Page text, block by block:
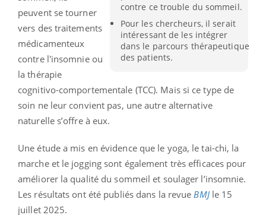
contre ce trouble du sommeil.
Pour les chercheurs, il serait
intéressant de les intégrer
dans le parcours thérapeutique
des patients.
peuvent se tourner
vers des traitements
médicamenteux
contre l'insomnie ou
la thérapie
cognitivo-comportementale (TCC). Mais si ce type de
soin ne leur convient pas, une autre alternative
naturelle s’offre à eux.
Une étude a mis en évidence que le yoga, le tai-chi, la
marche et le jogging sont également très efficaces pour
améliorer la qualité du sommeil et soulager l’insomnie.
Les résultats ont été publiés dans la revue BMJle 15
juillet 2025.